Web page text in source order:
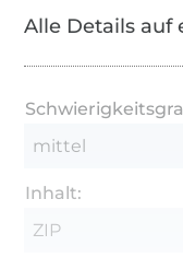
TASCHE FÜR
ob
untergebracht
Wickeln
Feuchttücher
Alle Details auf
mittel
Inhalt:
ZIP